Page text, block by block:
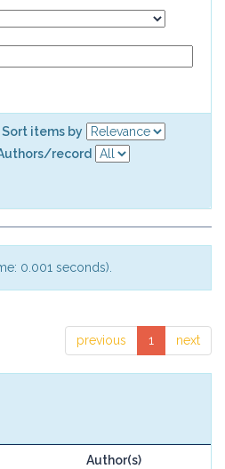
Sort items by
record
0.001 seconds).
previous 1 next
Author(s)